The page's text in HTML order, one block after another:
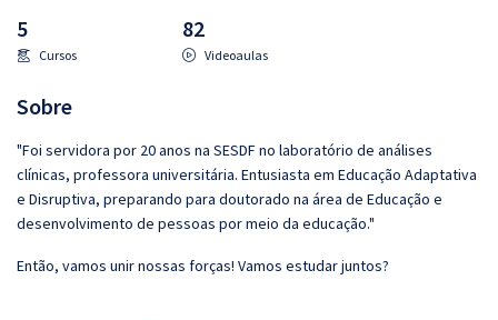
5
Cursos
82
Videoaulas
Sobre
"Foi servidora por 20 anos na SESDF no laboratório de análises
clínicas, professora universitária. Entusiasta em Educação Adaptativa
e Disruptiva, preparando para doutorado na área de Educação e
desenvolvimento de pessoas por meio da educação."
Então, vamos unir nossas forças! Vamos estudar juntos?